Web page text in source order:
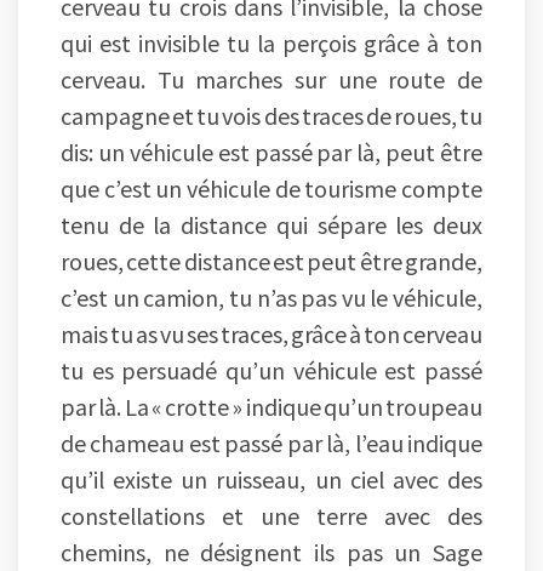
cerveau tu crois dans l’invisible, la chose
qui est invisible tu la perçois grâce à ton
cerveau. Tu marches sur une route de
campagne et tu vois des traces de roues, tu
dis: un véhicule est passé par là, peut être
que c’est un véhicule de tourisme compte
tenu de la distance qui sépare les deux
roues, cette distance est peut être grande,
c’est un camion, tu n’as pas vu le véhicule,
mais tu as vu ses traces, grâce à ton cerveau
tu es persuadé qu’un véhicule est passé
par là. La « crotte » indique qu’un troupeau
de chameau est passé par là, l’eau indique
qu’il existe un ruisseau, un ciel avec des
constellations et une terre avec des
chemins, ne désignent ils pas un Sage